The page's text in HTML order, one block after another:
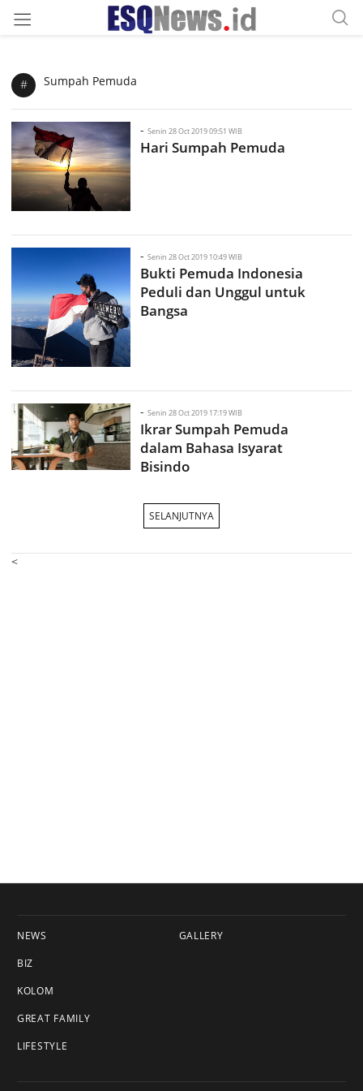
# Sumpah Pemuda
- Senin 28 Oct 2019 09:51 WIB
Hari Sumpah Pemuda
- Senin 28 Oct 2019 10:49 WIB
Bukti Pemuda Indonesia
Peduli dan Unggul untuk
Bangsa
- Senin 28 Oct 2019 17:19 WIB
Ikrar Sumpah Pemuda
dalam Bahasa Isyarat
Bisindo
SELANJUTNYA
<
NEWS
BIZ
KOLOM
GREAT FAMILY
LIFESTYLE
GALLERY